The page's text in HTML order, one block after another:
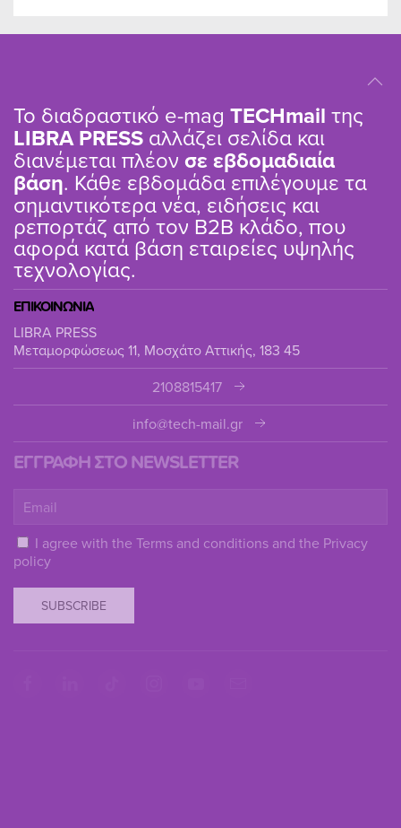
Το διαδραστικό e-mag TΕCHmail της
LIBRA PRESS αλλάζει σελίδα και
διανέμεται πλέον σε εβδομαδιαία
βάση. Κάθε εβδομάδα επιλέγουμε τα
σημαντικότερα νέα, ειδήσεις και
ρεπορτάζ από τον B2B κλάδο, που
αφορά κατά βάση εταιρείες υψηλής
τεχνολογίας.
ΕΠΙΚΟΙΝΩΝΙΑ
LIBRA PRESS
Μεταμορφώσεως 11, Μοσχάτο Αττικής, 183 45
2108815417
info@tech-mail.gr
ΕΓΓΡΑΦΗ ΣΤΟ NEWSLETTER
I agree with the Terms and conditions and the Privacy
policy
SUBSCRIBE